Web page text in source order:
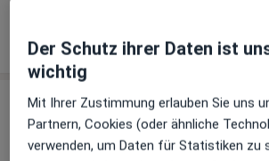
Behandler:innen
Endokrinologe & Diabetologe
Der Schutz ihrer Daten ist
wichtig
Mit Ihrer Zustimmung erlauben Sie uns
Partnern, Cookies (oder ähnliche
verwenden, um Daten für Statistiken zu